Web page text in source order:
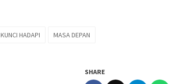
KUNCI HADAPI
MASA DEPAN
SHARE